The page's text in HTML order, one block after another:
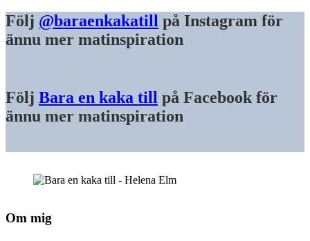
Följ @baraenkakatill på Instagram för
ännu mer matinspiration
Följ Bara en kaka till på Facebook för
ännu mer matinspiration
Om mig